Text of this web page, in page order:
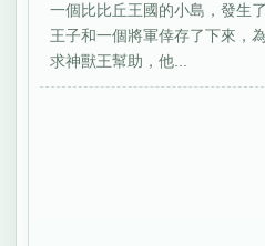
一個比比丘王國的小島，發生
王子和一個將軍倖存了下來，
求神獸王幫助，他...